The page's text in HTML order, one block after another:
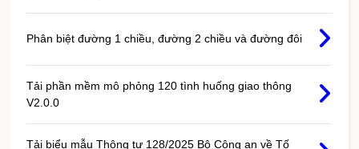
Phân biệt đường 1 chiều, đường 2 chiều và đường đôi
Tải phần mềm mô phỏng 120 tình huống giao thông
V2.0.0
Tải biểu mẫu Thông tư 128/2025 Bộ Công an về Tố